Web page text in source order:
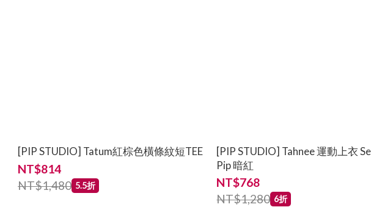
[PIP STUDIO] Tatum紅棕色橫條紋短TEE
NT$814
NT$1,480 5.5折
[PIP STUDIO] Tahnee 運動上衣
Pip 暗紅
NT$768
NT$1,280 6折